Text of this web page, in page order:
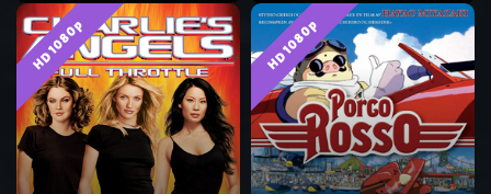
HD 1080p
HD 1080p